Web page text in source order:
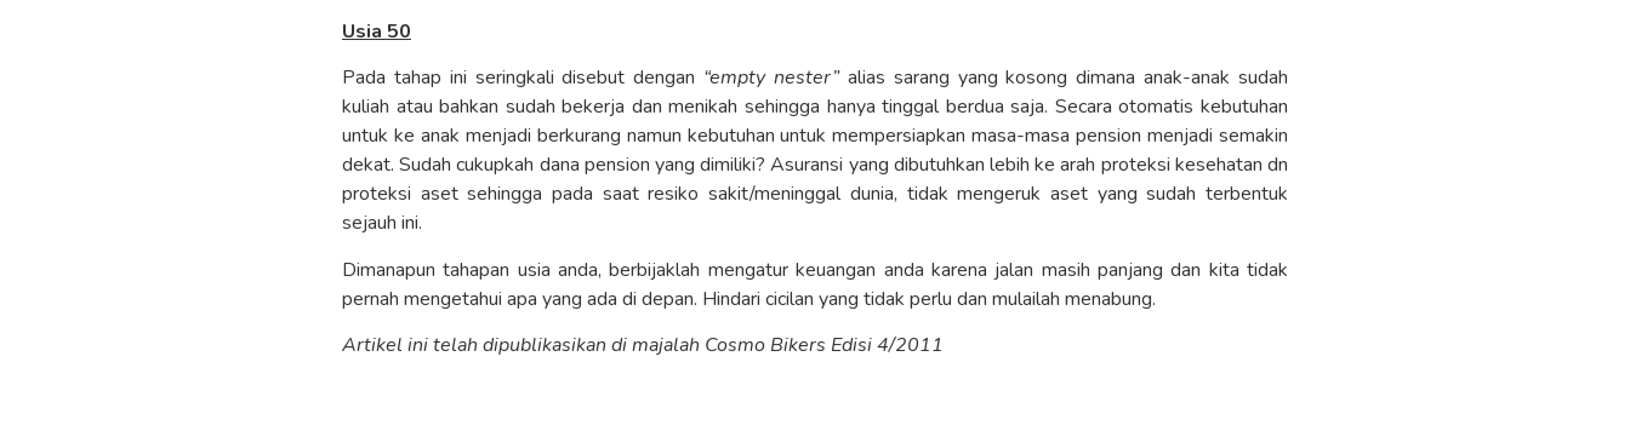
Usia 50
Pada tahap ini seringkali disebut dengan “empty nester”alias sarang yang kosong dimana anak-anak sudah
kuliah atau bahkan sudah bekerja dan menikah sehingga hanya tinggal berdua saja. Secara otomatis kebutuhan
untuk ke anak menjadi berkurang namun kebutuhan untuk mempersiapkan masa-masa pension menjadi semakin
dekat. Sudah cukupkah dana pension yang dimiliki? Asuransi yang dibutuhkan lebih ke arah proteksi kesehatan dn
proteksi aset sehingga pada saat resiko sakit/meninggal dunia, tidak mengeruk aset yang sudah terbentuk
sejauh ini.
Dimanapun tahapan usia anda, berbijaklah mengatur keuangan anda karena jalan masih panjang dan kita tidak
pernah mengetahui apa yang ada di depan. Hindari cicilan yang tidak perlu dan mulailah menabung.
Artikel ini telah dipublikasikan di majalah Cosmo Bikers Edisi 4/2011